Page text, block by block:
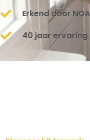
Erkend door NOA
40 jaar ervaring